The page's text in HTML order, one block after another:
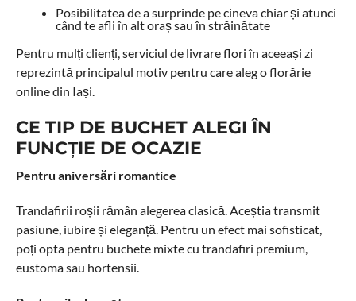
Posibilitatea de a surprinde pe cineva chiar și atunci
când te afli în alt oraș sau în străinătate
Pentru mulți clienți, serviciul de livrare flori în aceeași zi
reprezintă principalul motiv pentru care aleg o florărie
online din Iași.
CE TIP DE BUCHET ALEGI ÎN
FUNCȚIE DE OCAZIE
Pentru aniversări romantice
Trandafirii roșii rămân alegerea clasică. Aceștia transmit
pasiune, iubire și eleganță. Pentru un efect mai sofisticat,
poți opta pentru buchete mixte cu trandafiri premium,
eustoma sau hortensii.